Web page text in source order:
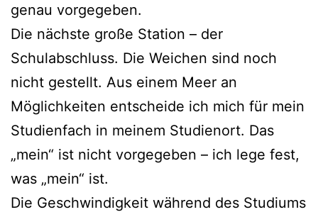
genau vorgegeben.
Die nächste große Station – der
Schulabschluss. Die Weichen sind noch
nicht gestellt. Aus einem Meer an
Möglichkeiten entscheide ich mich für mein
Studienfach in meinem Studienort. Das
„mein“ ist nicht vorgegeben – ich lege fest,
was „mein“ ist.
Die Geschwindigkeit während des Studiums